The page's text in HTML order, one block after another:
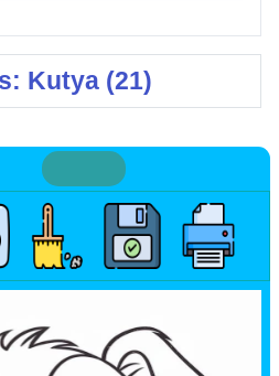
Kutya (21)